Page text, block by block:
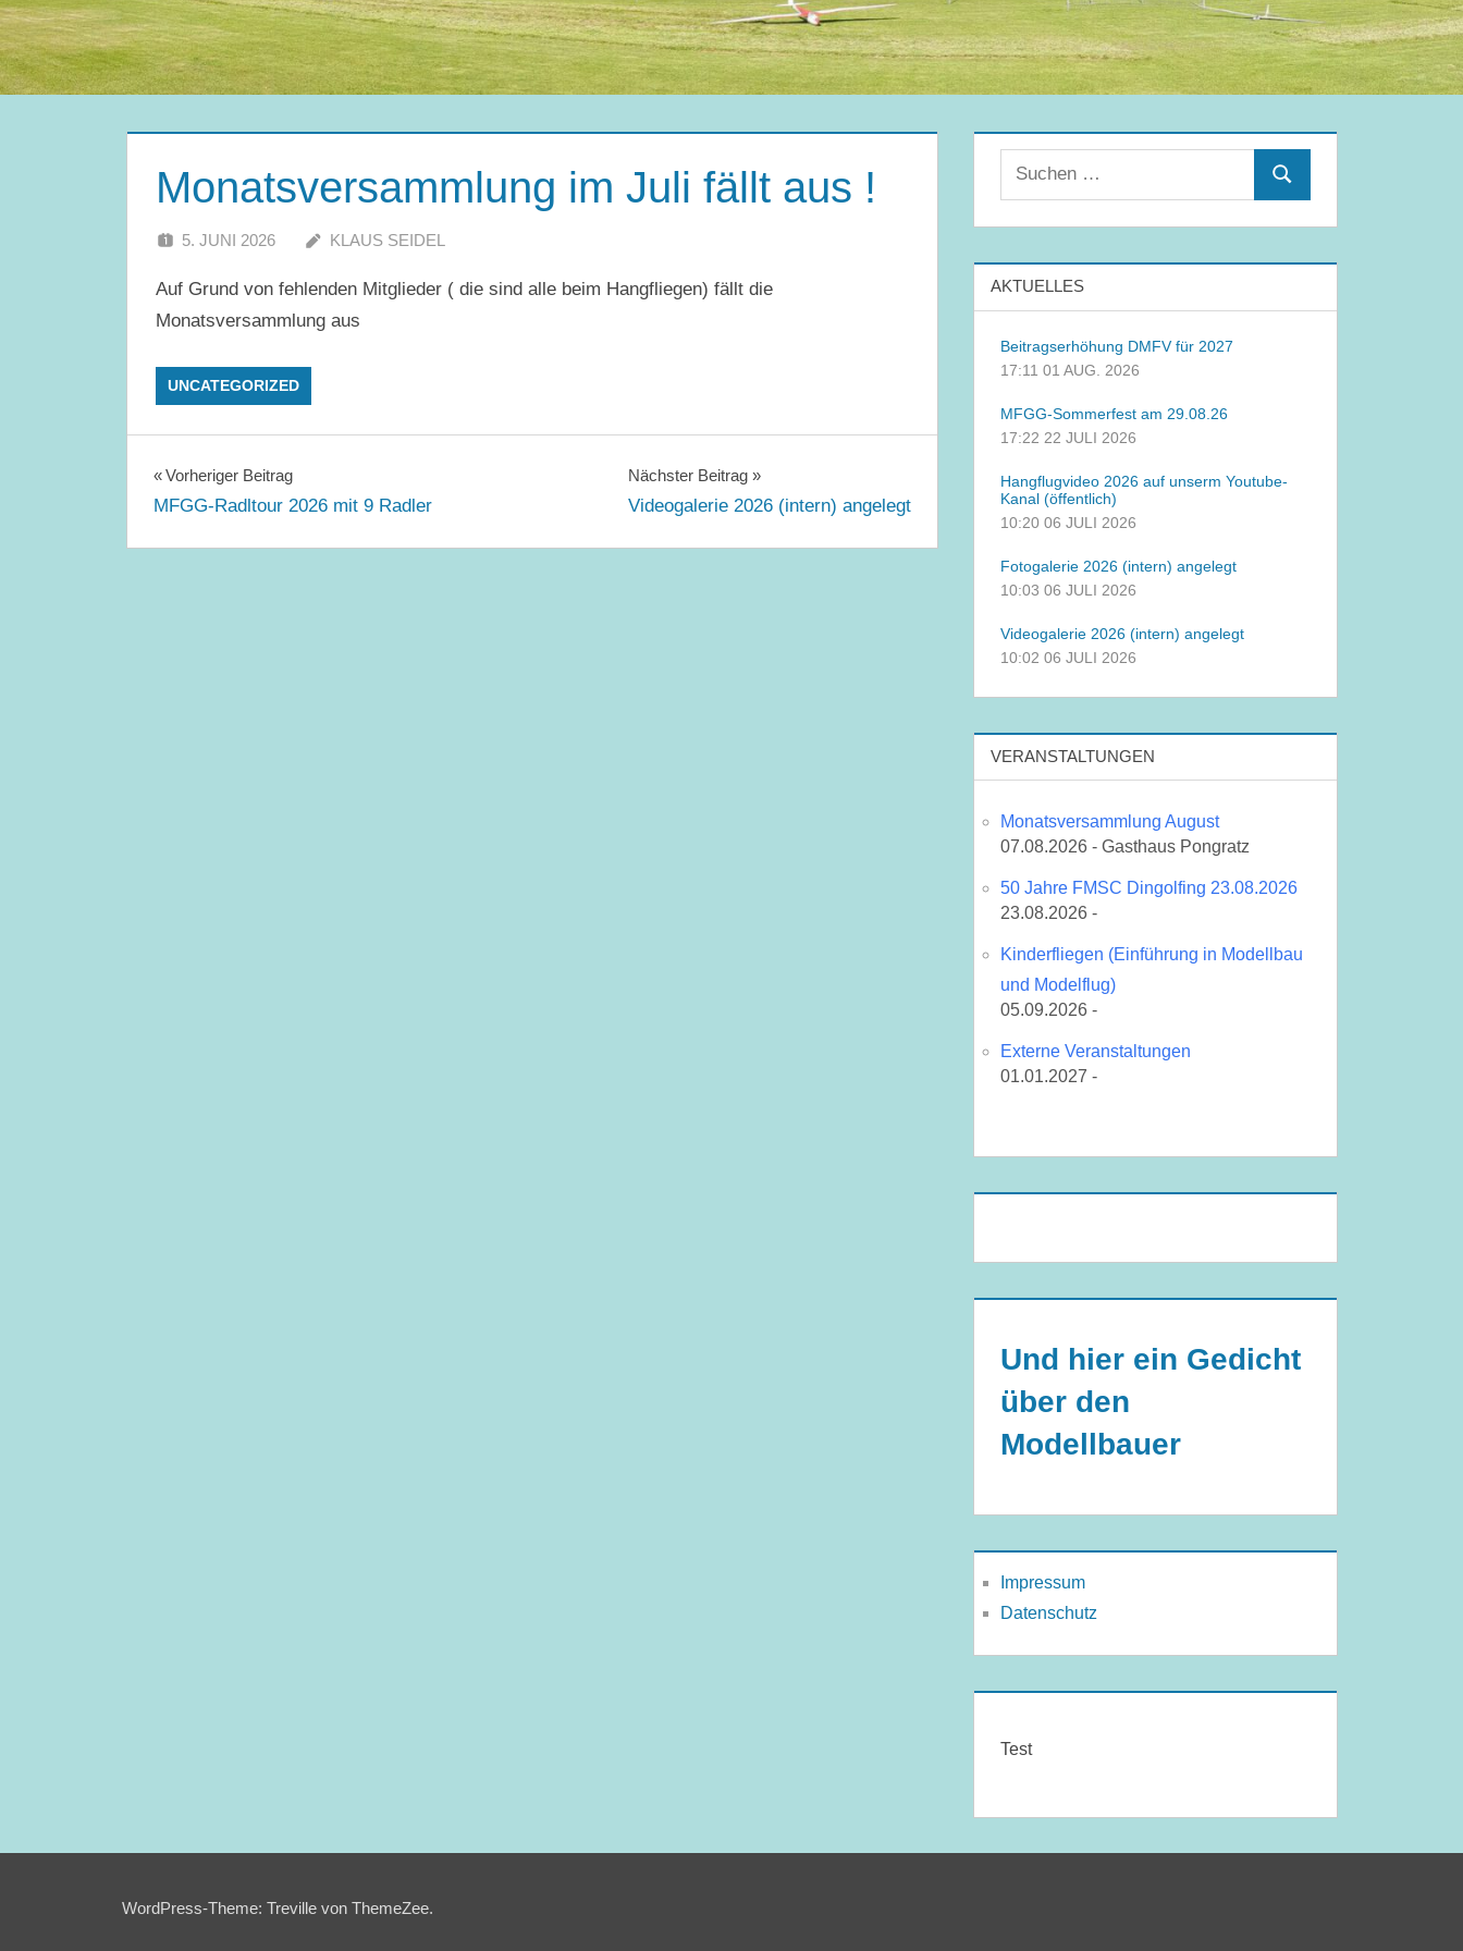
Monatsversammlung im Juli fällt aus !
5. JUNI 2026 KLAUS SEIDEL
Auf Grund von fehlenden Mitglieder ( die sind alle beim Hangfliegen) fällt die
Monatsversammlung aus
UNCATEGORIZED
Beitragsnavigation
Vorheriger Beitrag
MFGG-Radltour 2026 mit 9 Radler
Nächster Beitrag
Videogalerie 2026 (intern) angelegt
Suchen
Suchen
AKTUELLES
Beitragserhöhung DMFV für 2027
17:11 01 AUG. 2026
MFGG-Sommerfest am 29.08.26
17:22 22 JULI 2026
Hangflugvideo 2026 auf unserm Youtube-
Kanal (öffentlich)
10:20 06 JULI 2026
Fotogalerie 2026 (intern) angelegt
10:03 06 JULI 2026
Videogalerie 2026 (intern) angelegt
10:02 06 JULI 2026
VERANSTALTUNGEN
Monatsversammlung August
07.08.2026 - Gasthaus Pongratz
50 Jahre FMSC Dingolfing 23.08.2026
23.08.2026 -
Kinderfliegen (Einführung in Modellbau
und Modelflug)
05.09.2026 -
Externe Veranstaltungen
01.01.2027 -
Und hier ein Gedicht
über den
Modellbauer
Impressum
Datenschutz
Test
WordPress-Theme: Treville von ThemeZee.